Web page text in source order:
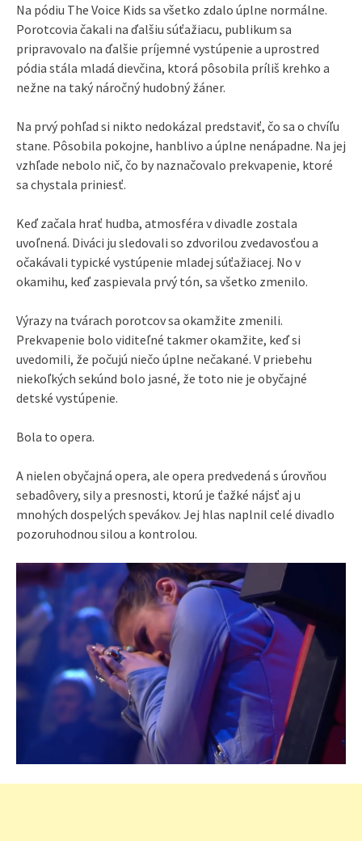
Na pódiu The Voice Kids sa všetko zdalo úplne normálne.
Porotcovia čakali na ďalšiu súťažiacu, publikum sa
pripravovalo na ďalšie príjemné vystúpenie a uprostred
pódia stála mladá dievčina, ktorá pôsobila príliš krehko a
nežne na taký náročný hudobný žáner.
Na prvý pohľad si nikto nedokázal predstaviť, čo sa o chvíľu
stane. Pôsobila pokojne, hanblivo a úplne nenápadne. Na jej
vzhľade nebolo nič, čo by naznačovalo prekvapenie, ktoré
sa chystala priniesť.
Keď začala hrať hudba, atmosféra v divadle zostala
uvoľnená. Diváci ju sledovali so zdvorilou zvedavosťou a
očakávali typické vystúpenie mladej súťažiacej. No v
okamihu, keď zaspievala prvý tón, sa všetko zmenilo.
Výrazy na tvárach porotcov sa okamžite zmenili.
Prekvapenie bolo viditeľné takmer okamžite, keď si
uvedomili, že počujú niečo úplne nečakané. V priebehu
niekoľkých sekúnd bolo jasné, že toto nie je obyčajné
detské vystúpenie.
Bola to opera.
A nielen obyčajná opera, ale opera predvedená s úrovňou
sebadôvery, sily a presnosti, ktorú je ťažké nájsť aj u
mnohých dospelých spevákov. Jej hlas naplnil celé divadlo
pozoruhodnou silou a kontrolou.